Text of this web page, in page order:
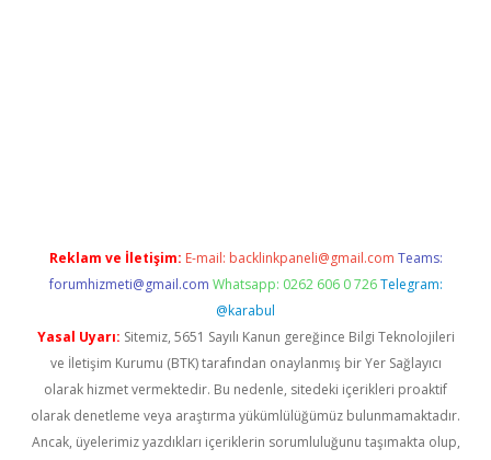
Reklam ve İletişim: E-mail: backlinkpaneli@gmail.com Teams:
forumhizmeti@gmail.com Whatsapp: 0262 606 0 726 Telegram:
@karabul
Yasal Uyarı: Sitemiz, 5651 Sayılı Kanun gereğince Bilgi Teknolojileri
ve İletişim Kurumu (BTK) tarafından onaylanmış bir Yer Sağlayıcı
olarak hizmet vermektedir. Bu nedenle, sitedeki içerikleri proaktif
olarak denetleme veya araştırma yükümlülüğümüz bulunmamaktadır.
Ancak, üyelerimiz yazdıkları içeriklerin sorumluluğunu taşımakta olup,